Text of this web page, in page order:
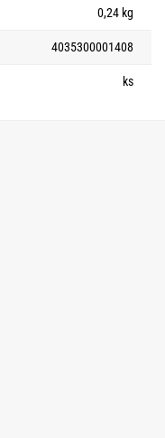
0,24 kg
4035300001408
ks